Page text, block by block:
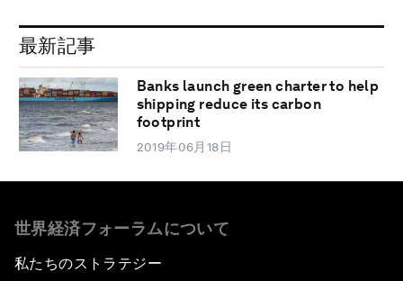
最新記事
Banks launch green charter to help
shipping reduce its carbon
footprint
2019年06月18日
世界経済フォーラムについて
私たちのストラテジー